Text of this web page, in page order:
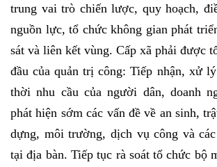
trung vai trò chiến lược, quy hoạch,
nguồn lực, tổ chức không gian phát
sát và liên kết vùng. Cấp xã phải được
đầu của quản trị công: Tiếp nhận, xử
thời nhu cầu của người dân, doanh
phát hiện sớm các vấn đề về an sinh,
dựng, môi trường, dịch vụ công và
tại địa bàn. Tiếp tục rà soát tổ chức bộ